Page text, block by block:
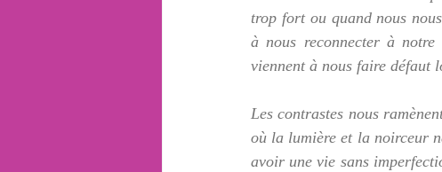
trop fort ou quand nous
à nous reconnecter à
viennent à nous faire défaut
Les contrastes nous
où la lumière et la noirceur
avoir une vie sans